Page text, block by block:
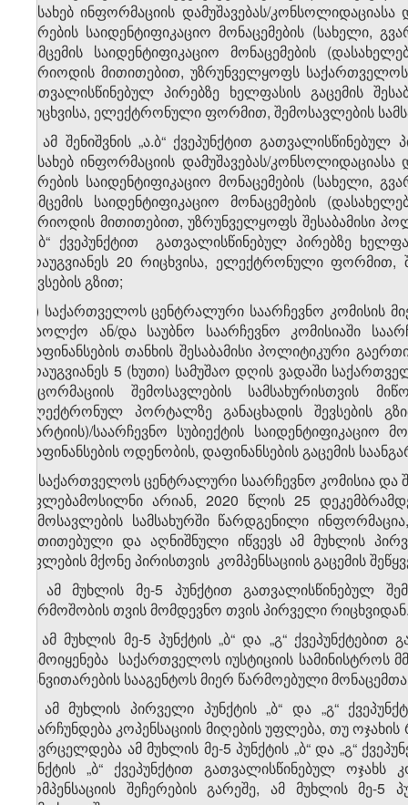
შესახებ ინფორმაციის დამუშავებას/
პირების საიდენტიფიკაციო მონაცემების (სახელი,
გამცემის საიდენტიფიკაციო მონაცემების
პერიოდის მითითებით, უზრუნველყოფს საქართველოს
გათვალისწინებულ პირებზე ხელფასის გაცემის
რიცხვისა, ელექტრონული ფორმით, შემოსავლების
გ) ამ შენიშვნის „ა.ბ“ ქვეპუნქტით
შესახებ ინფორმაციის დამუშავებას/
პირების საიდენტიფიკაციო მონაცემების (სახელი,
გამცემის საიდენტიფიკაციო მონაცემების
პერიოდის მითითებით, უზრუნველყოფს შესაბამისი
„ა.ბ“ ქვეპუნქტით გათვალისწინებულ პირებზე
არაუგვიანეს 20 რიცხვისა, ელექტრონული
შევსების გზით;
დ) საქართველოს ცენტრალური საარჩევნო კომისის
(საოლქო ან/და საუბნო საარჩევნო კომისიაში
დაფინანსების თანხის შესაბამისი პოლიტიკური
არაუგვიანეს 5 (ხუთი) სამუშაო დღის ვადაში
ინცორმაციის შემოსავლების სამსახურისთვის
ელექტრონულ პორტალზე განაცხადის შევსების
(პარტიის)/საარჩევნო სუბიექტის
დაფინანსების ოდენობის, დაფინანსების გაცემის
ე) საქართველოს ცენტრალური საარჩევნო კომისია და
უფლებამოსილნი არიან, 2020 წლის 25 დეკემბრამდე
შემოსავლების სამსახურში წარდგენილი
მითითებული და აღნიშნული იწვევს ამ მუხლის
უფლების მქონე პირისთვის კომპენსაციის გაცემის
6. ამ მუხლის მე-5 პუნქტით გათვალისწინებულ
წარმოშობის თვის მომდევნო თვის პირველი
7. ამ მუხლის მე-5 პუნქტის „ბ“ და „გ“
გამოიყენება საქართველოს იუსტიციის
განვითარების სააგენტოს მიერ წარმოებული მონაცემთა
8. ამ მუხლის პირველი პუნქტის „ბ“ და „გ“
უნარჩუნდება კოპენსაციის მიღების უფლება, თუ
გავრცელდება ამ მუხლის მე-5 პუნქტის „ბ“ და „გ“
პუნქტის „ბ“ ქვეპუნქტით გათვალისწინებულ
კომპენსაციის შეჩერების გარეშე, ამ მუხლის მე-